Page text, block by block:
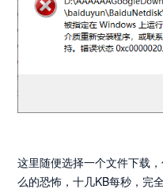
这里随便选择一个文件下载
么的恐怖，十几KB每秒，完